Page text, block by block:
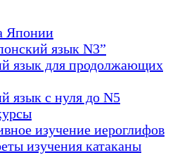
Японии
язык N3”
язык для продолжающих
язык с нуля до N5
изучение иероглифов
изучения катаканы